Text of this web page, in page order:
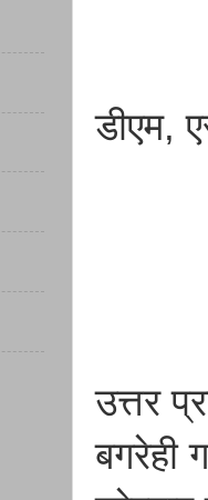
डीएम,
उत्तर
बगरेही